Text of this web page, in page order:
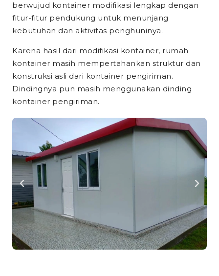
berwujud kontainer modifikasi lengkap dengan
fitur-fitur pendukung untuk menunjang
kebutuhan dan aktivitas penghuninya.
Karena hasil dari modifikasi kontainer, rumah
kontainer masih mempertahankan struktur dan
konstruksi asli dari kontainer pengiriman.
Dindingnya pun masih menggunakan dinding
kontainer pengiriman.